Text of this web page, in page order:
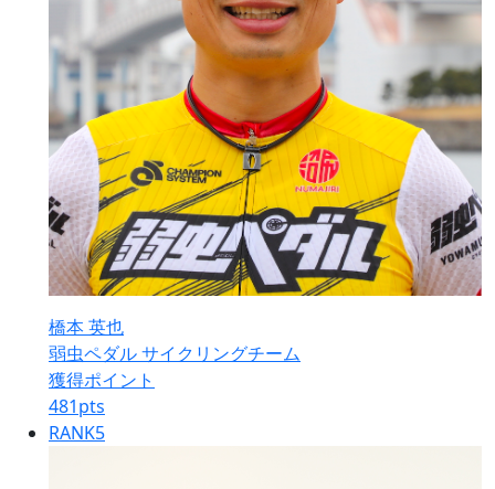
橋本 英也
弱虫ペダル サイクリングチーム
獲得ポイント
481pts
RANK5